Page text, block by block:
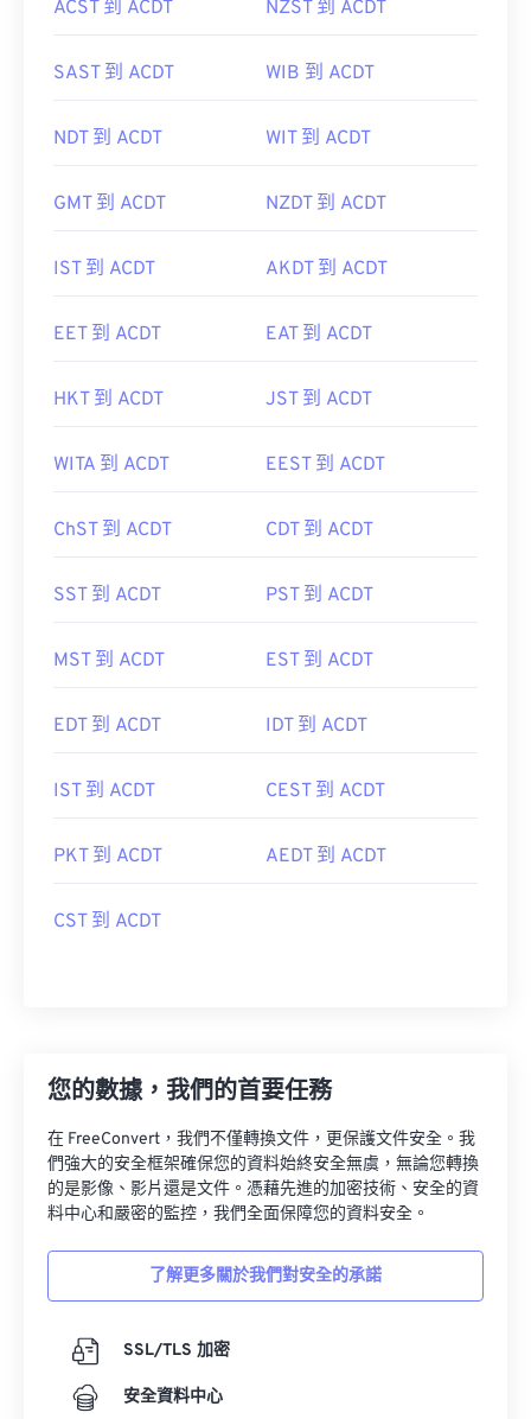
ACST 到 ACDT NZST 到 ACDT
SAST 到 ACDT WIB 到 ACDT
NDT 到 ACDT WIT 到 ACDT
GMT 到 ACDT NZDT 到 ACDT
IST 到 ACDT AKDT 到 ACDT
EET 到 ACDT EAT 到 ACDT
HKT 到 ACDT JST 到 ACDT
WITA 到 ACDT EEST 到 ACDT
ChST 到 ACDT CDT 到 ACDT
SST 到 ACDT PST 到 ACDT
MST 到 ACDT EST 到 ACDT
EDT 到 ACDT IDT 到 ACDT
IST 到 ACDT CEST 到 ACDT
PKT 到 ACDT AEDT 到 ACDT
CST 到 ACDT
您的數據，我們的首要任務
在 FreeConvert，我們不僅轉換文件，更保護文件安全。我
們強大的安全框架確保您的資料始終安全無虞，無論您轉換
的是影像、影片還是文件。憑藉先進的加密技術、安全的資
料中心和嚴密的監控，我們全面保障您的資料安全。
了解更多關於我們對安全的承諾
SSL/TLS 加密
安全資料中心